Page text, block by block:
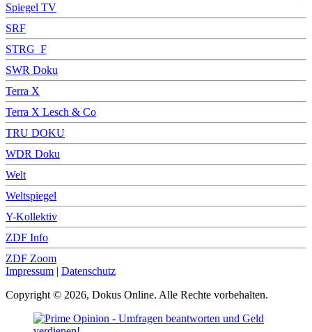
Spiegel TV
SRF
STRG_F
SWR Doku
Terra X
Terra X Lesch & Co
TRU DOKU
WDR Doku
Welt
Weltspiegel
Y-Kollektiv
ZDF Info
ZDF Zoom
Impressum | Datenschutz
Copyright © 2026, Dokus Online. Alle Rechte vorbehalten.